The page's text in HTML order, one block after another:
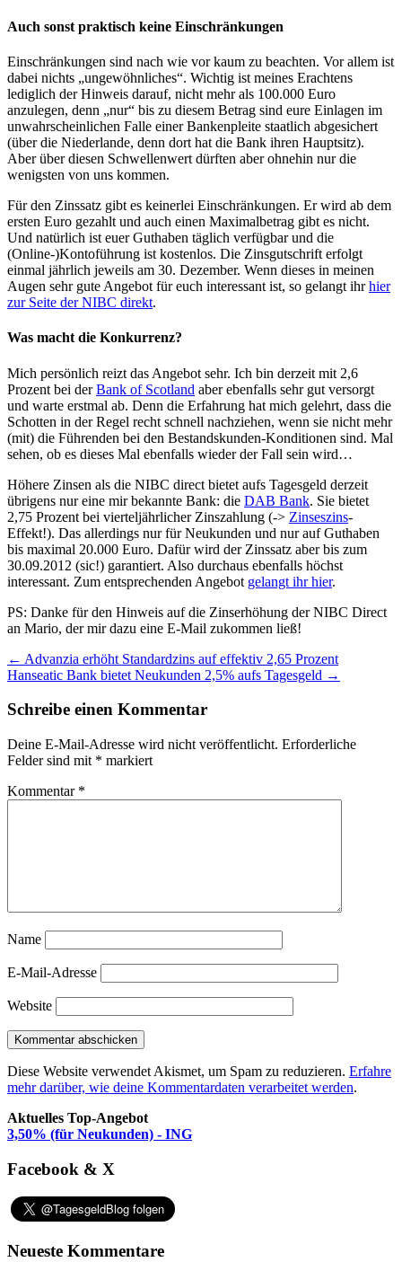
Auch sonst praktisch keine Einschränkungen
Einschränkungen sind nach wie vor kaum zu beachten. Vor allem ist
dabei nichts „ungewöhnliches“. Wichtig ist meines Erachtens
lediglich der Hinweis darauf, nicht mehr als 100.000 Euro
anzulegen, denn „nur“ bis zu diesem Betrag sind eure Einlagen im
unwahrscheinlichen Falle einer Bankenpleite staatlich abgesichert
(über die Niederlande, denn dort hat die Bank ihren Hauptsitz).
Aber über diesen Schwellenwert dürften aber ohnehin nur die
wenigsten von uns kommen.
Für den Zinssatz gibt es keinerlei Einschränkungen. Er wird ab dem
ersten Euro gezahlt und auch einen Maximalbetrag gibt es nicht.
Und natürlich ist euer Guthaben täglich verfügbar und die
(Online-)Kontoführung ist kostenlos. Die Zinsgutschrift erfolgt
einmal jährlich jeweils am 30. Dezember. Wenn dieses in meinen
Augen sehr gute Angebot für euch interessant ist, so gelangt ihrhier
zur Seite der NIBC direkt.
Was macht die Konkurrenz?
Mich persönlich reizt das Angebot sehr. Ich bin derzeit mit 2,6
Prozent bei derBank of Scotland aber ebenfalls sehr gut versorgt
und warte erstmal ab. Denn die Erfahrung hat mich gelehrt, dass die
Schotten in der Regel recht schnell nachziehen, wenn sie nicht mehr
(mit) die Führenden bei den Bestandskunden-Konditionen sind. Mal
sehen, ob es dieses Mal ebenfalls wieder der Fall sein wird…
Höhere Zinsen als die NIBC direct bietet aufs Tagesgeld derzeit
übrigens nur eine mir bekannte Bank: die DAB Bank. Sie bietet
2,75 Prozent bei vierteljährlicher Zinszahlung (-> Zinseszins-
Effekt!). Das allerdings nur für Neukunden und nur auf Guthaben
bis maximal 20.000 Euro. Dafür wird der Zinssatz aber bis zum
30.09.2012 (sic!) garantiert. Also durchaus ebenfalls höchst
interessant. Zum entsprechenden Angebot gelangt ihr hier.
PS: Danke für den Hinweis auf die Zinserhöhung der NIBC Direct
an Mario, der mir dazu eine E-Mail zukommen ließ!
Beitragsnavigation
← Advanzia erhöht Standardzins auf effektiv 2,65 Prozent
Hanseatic Bank bietet Neukunden 2,5% aufs Tagesgeld →
Schreibe einen Kommentar
Deine E-Mail-Adresse wird nicht veröffentlicht. Erforderliche
Felder sind mit * markiert
Kommentar *
Name
E-Mail-Adresse
Website
Diese Website verwendet Akismet, um Spam zu reduzieren. Erfahre
mehr darüber, wie deine Kommentardaten verarbeitet werden.
Aktuelles Top-Angebot
3,50% (für Neukunden) - ING
Facebook & X
Neueste Kommentare